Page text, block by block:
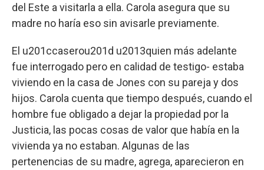
del Este a visitarla a ella. Carola asegura que su
madre no haría eso sin avisarle previamente.
El u201ccaserou201d u2013quien más adelante
fue interrogado pero en calidad de testigo- estaba
viviendo en la casa de Jones con su pareja y dos
hijos. Carola cuenta que tiempo después, cuando el
hombre fue obligado a dejar la propiedad por la
Justicia, las pocas cosas de valor que había en la
vivienda ya no estaban. Algunas de las
pertenencias de su madre, agrega, aparecieron en